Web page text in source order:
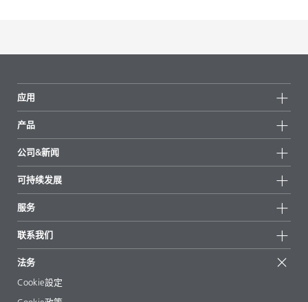
应用
产品
所有产品
重点推荐
公司&新闻
新闻
新闻和媒体
地区和分销商
展会和活动
可持续发展
可持续产品
成功案例
EcoVadis
认证
服务
起始配方
文章
电子书
联系我们
法务
Cookie設定